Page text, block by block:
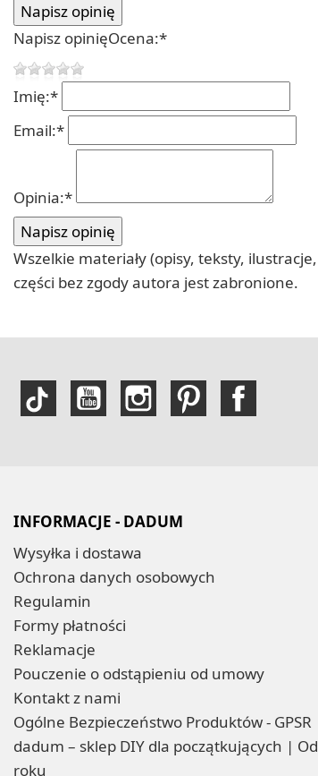
Napisz opinięOcena:*
Imię:*
Email:*
Opinia:*
Wszelkie materiały (opisy, teksty,
części bez zgody autora jest zabronione.
INFORMACJE - DADUM
Wysyłka i dostawa
Ochrona danych osobowych
Regulamin
Formy płatności
Reklamacje
Pouczenie o odstąpieniu od umowy
Kontakt z nami
Ogólne Bezpieczeństwo Produktów - GPSR
dadum – sklep DIY dla początkujących |
roku